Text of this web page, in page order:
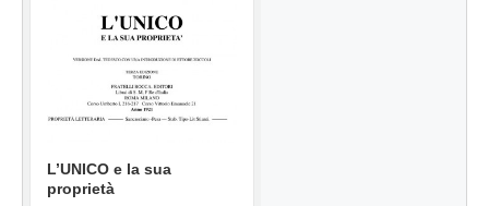
L’UNICO e la sua
proprietà